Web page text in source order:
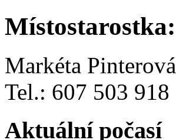
Místostarostka:
Markéta Pinterová
Tel.: 607 503 918
Aktuální počasí